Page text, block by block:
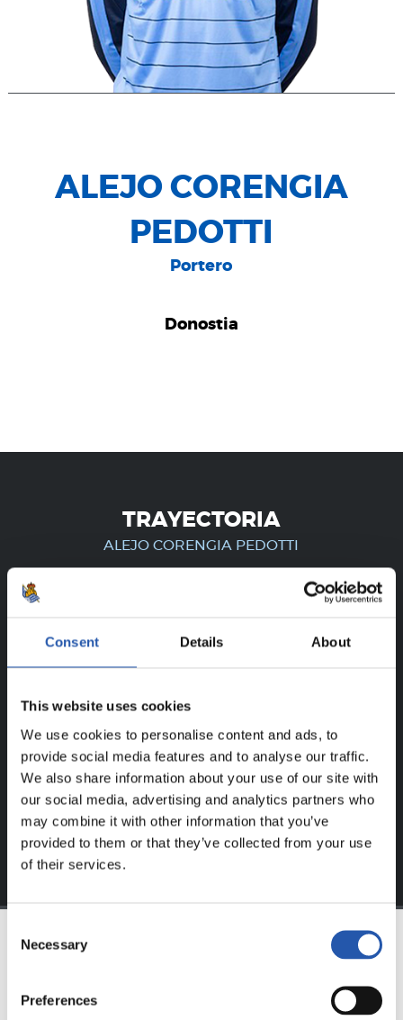
Consent Details About
This website uses cookies
We use cookies to personalise content and ads, to
provide social media features and to analyse our traffic.
We also share information about your use of our site with
our social media, advertising and analytics partners who
may combine it with other information that you’ve
provided to them or that they’ve collected from your use
of their services.
Selection
Necessary
Preferences
ALEJO CORENGIA
PEDOTTI
Portero
Donostia
TRAYECTORIA
ALEJO CORENGIA PEDOTTI
¡SOLO PARA USUARIOS
Este contenido es solo para los usuarios registrados en
Regístrate haciendo clic en elLoginy disfruta de
contenido exclusivo para ti.